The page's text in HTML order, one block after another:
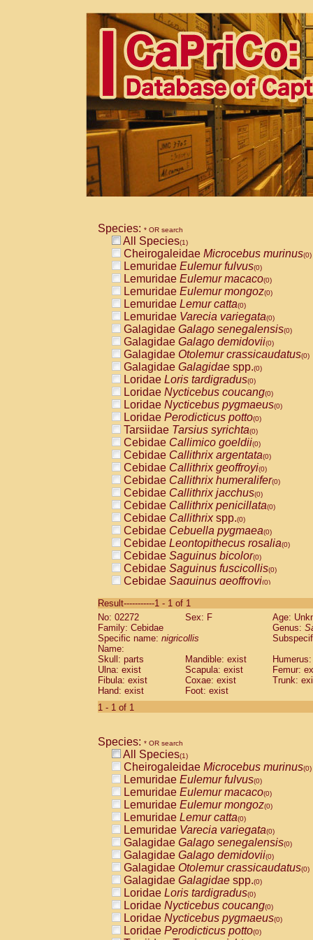
Species: * OR search
All Species(1)
Cheirogaleidae Microcebus murinus(0)
Lemuridae Eulemur fulvus(0)
Lemuridae Eulemur macaco(0)
Lemuridae Eulemur mongoz(0)
Lemuridae Lemur catta(0)
Lemuridae Varecia variegata(0)
Galagidae Galago senegalensis(0)
Galagidae Galago demidovii(0)
Galagidae Otolemur crassicaudatus(0)
Galagidae Galagidae spp.(0)
Loridae Loris tardigradus(0)
Loridae Nycticebus coucang(0)
Loridae Nycticebus pygmaeus(0)
Loridae Perodicticus potto(0)
Tarsiidae Tarsius syrichta(0)
Cebidae Callimico goeldii(0)
Cebidae Callithrix argentata(0)
Cebidae Callithrix geoffroyi(0)
Cebidae Callithrix humeralifer(0)
Cebidae Callithrix jacchus(0)
Cebidae Callithrix penicillata(0)
Cebidae Callithrixspp.(0)
Cebidae Cebuella pygmaea(0)
Cebidae Leontopithecus rosalia(0)
Cebidae Saguinus bicolor(0)
Cebidae Saguinus fuscicollis(0)
Cebidae Saguinus geoffroyi(0)
CebidaeSaguinus labiatus(0)
Cebidae Saguinus leucopus (0)
Cebidae
CebidaeSaguinus mystax
Cebidae Saguinus nigricollis (1)
Cebidae Saguinus oedipus
Cebidae Saguinus weddelli
Cebidae Saguinusspp.
Cebidae
CebidaeCebus capucinus
CebidaeCebus nigrivittatus
CebidaeCebus spp.(0)
CebidaeSaimiri boliviensis(0)
CebidaeSaimiri sciureus(0)
AtelidaeAlouatta caraya(0)
AtelidaeAlouatta fusca(0)
AtelidaeAlouatta seniculus(0)
AtelidaeAlouattaspp.(0)
AtelidaeAteles belzebuth(0)
AtelidaeAteles geoffroyi(0)
AtelidaeAteles paniscus(0)
AtelidaeAtelesspp.(0)
AtelidaeLagothrix lagothricha(0)
AtelidaeLagothrix lagothricha cana
PitheciidaeCacajao calvus
Result-----------1 - 1 of 1
No: 02272
Sex: F
Age:
Family: Cebidae
Genus:
Specific name: nigricollis
Name:
Skull: parts
Mandible: exist
Ulna: exist
Scapula: exist
Femur:
Fibula: exist
Coxae: exist
Trunk:
Hand: exist
Foot: exist
1 - 1 of 1
Species: * OR search
All Species(1)
Cheirogaleidae Microcebus murinus(0)
Lemuridae Eulemur fulvus(0)
Lemuridae Eulemur macaco(0)
Lemuridae Eulemur mongoz(0)
Lemuridae Lemur catta(0)
Lemuridae Varecia variegata(0)
Galagidae Galago senegalensis(0)
Galagidae Galago demidovii(0)
Galagidae Otolemur crassicaudatus(0)
Galagidae Galagidae spp.(0)
Loridae Loris tardigradus(0)
Loridae Nycticebus coucang(0)
Loridae Nycticebus pygmaeus(0)
Loridae Perodicticus potto(0)